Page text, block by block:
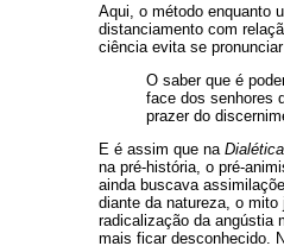
Aqui, o método enquanto
distanciamento com
ciência evita se
O saber que é
face dos senhores
prazer do
E é assim que na
na pré-história, o pré-
ainda buscava
diante da natureza, o
radicalização da angústia
mais ficar desconhecido.